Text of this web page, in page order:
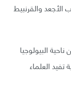
الأجعد والقرنبيط
البيولوجيا
العلماء